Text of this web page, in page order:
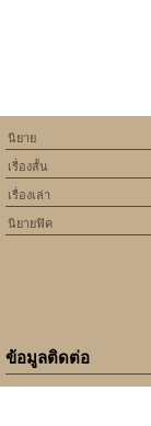
นิยาย
เรื่องสั้น
เรื่องเล่า
นิยายฟิค
ข้อมูลติดต่อ